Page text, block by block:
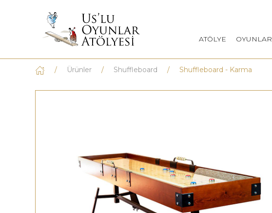
ATÖLYE OYUNLAR
Ürünler Shuffleboard Shuffleboard - Karma